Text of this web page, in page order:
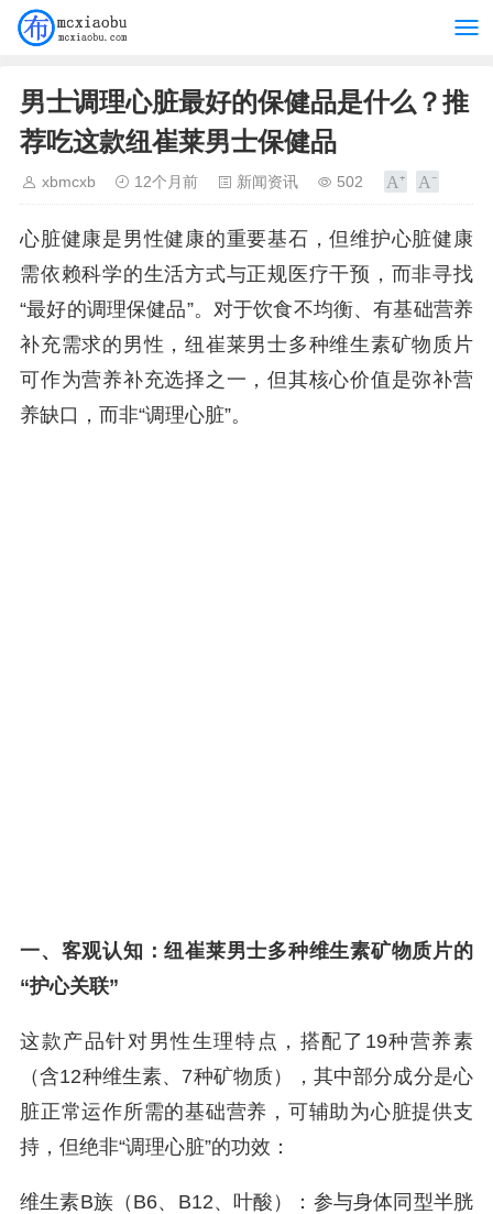
男士调理心脏最好的保健品是什么？推
荐吃这款纽崔莱男士保健品
xbmcxb 12个月前 新闻资讯 502
心脏健康是男性健康的重要基石，但维护心脏健康
需依赖科学的生活方式与正规医疗干预，而非寻找
“最好的调理保健品”。对于饮食不均衡、有基础营养
补充需求的男性，纽崔莱男士多种维生素矿物质片
可作为营养补充选择之一，但其核心价值是弥补营
养缺口，而非“调理心脏”。
一、客观认知：纽崔莱男士多种维生素矿物质片的
“护心关联”
这款产品针对男性生理特点，搭配了19种营养素
（含12种维生素、7种矿物质），其中部分成分是心
脏正常运作所需的基础营养，可辅助为心脏提供支
持，但绝非“调理心脏”的功效：
维生素B族（B6、B12、叶酸）：参与身体同型半胱